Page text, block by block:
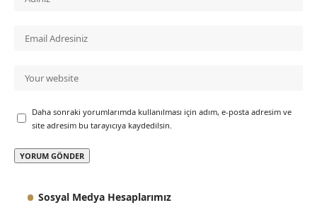
Daha sonraki yorumlarımda kullanılması için adım, e-posta adresim ve
site adresim bu tarayıcıya kaydedilsin.
Sosyal Medya Hesaplarımız